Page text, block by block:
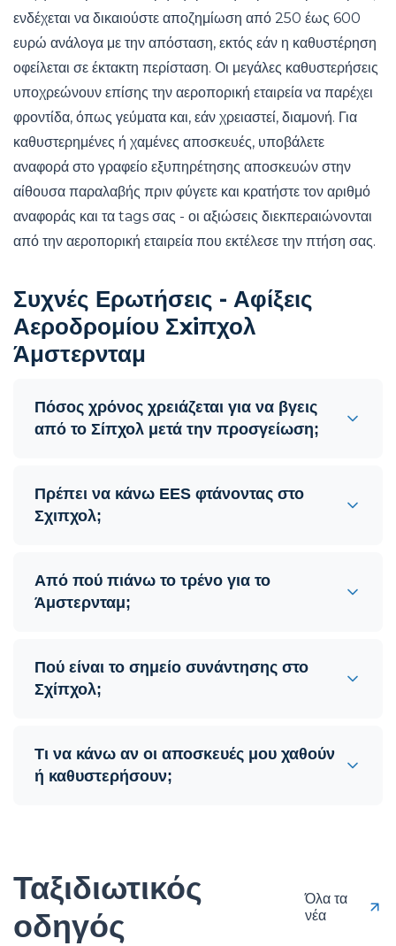
ενδέχεται να δικαιούστε αποζημίωση από 250 έως 600
ευρώ ανάλογα με την απόσταση, εκτός εάν η καθυστέρηση
οφείλεται σε έκτακτη περίσταση. Οι μεγάλες καθυστερήσεις
υποχρεώνουν επίσης την αεροπορική εταιρεία να παρέχει
φροντίδα, όπως γεύματα και, εάν χρειαστεί, διαμονή. Για
καθυστερημένες ή χαμένες αποσκευές, υποβάλετε
αναφορά στο γραφείο εξυπηρέτησης αποσκευών στην
αίθουσα παραλαβής πριν φύγετε και κρατήστε τον αριθμό
αναφοράς και τα tags σας - οι αξιώσεις διεκπεραιώνονται
από την αεροπορική εταιρεία που εκτέλεσε την πτήση σας.
Συχνές Ερωτήσεις - Αφίξεις
Αεροδρομίου Σхіπχολ
Άμστερνταμ
Πόσος χρόνος χρειάζεται για να βγεις
από το Σίπχολ μετά την προσγείωση;
Πρέπει να κάνω EES φτάνοντας στο
Σχιπχολ;
Από πού πιάνω το τρένο για το
Άμστερνταμ;
Πού είναι το σημείο συνάντησης στο
Σχίπχολ;
Τι να κάνω αν οι αποσκευές μου χαθούν
ή καθυστερήσουν;
Ταξιδιωτικός
οδηγός
Όλα τα
νέα